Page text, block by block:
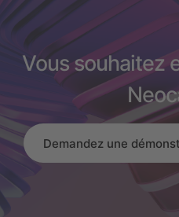
Vous souhaitez
Demandez une